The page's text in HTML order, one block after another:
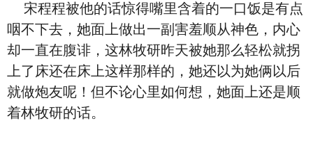
宋程程被他的话惊得嘴里含着的一口饭是有点
咽不下去，她面上做出一副害羞顺从神色，内心
却一直在腹诽，这林牧研昨天被她那么轻松就拐
上了床还在床上这样那样的，她还以为她俩以后
就做炮友呢！但不论心里如何想，她面上还是顺
着林牧研的话。